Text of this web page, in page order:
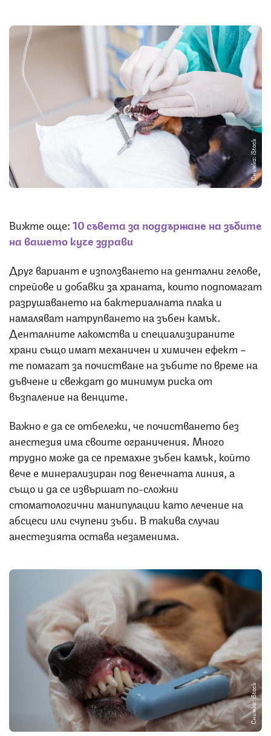
Снимка: iStock
Вижте още:10 съвета за поддържане на зъбите
на вашето куче здрави
Друг вариант е използването на дентални гелове,
спрейове и добавки за храната, които подпомагат
разрушаването на бактериалната плака и
намаляват натрупването на зъбен камък.
Денталните лакомства и специализираните
храни също имат механичен и химичен ефект –
те помагат за почистване на зъбите по време на
дъвчене и свеждат до минимум риска от
възпаление на венците.
Важно е да се отбележи, че почистването без
анестезия има своите ограничения. Много
трудно може да се премахне зъбен камък, който
вече е минерализиран под венечната линия, а
също и да се извършат по-сложни
стоматологични манипулации като лечение на
абсцеси или счупени зъби. В такива случаи
анестезията остава незаменима.
Снимка: iStock